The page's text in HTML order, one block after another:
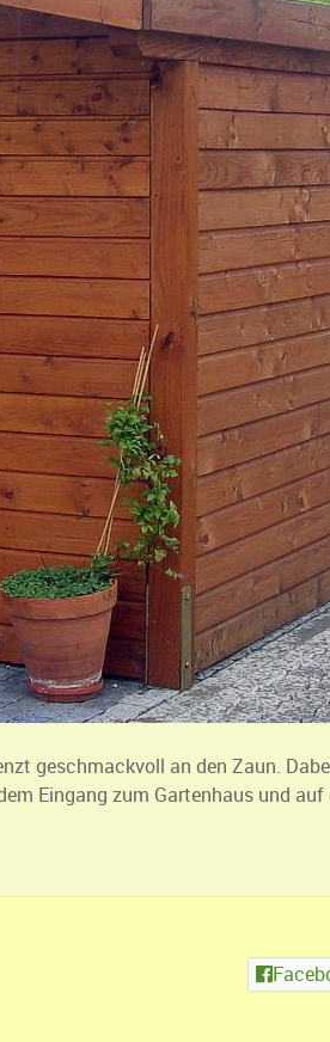
geschmackvoll an den Zaun.
Eingang zum Gartenhaus und